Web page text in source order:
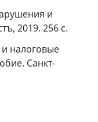
и
2019. 256 с.
налоговые
Санкт-